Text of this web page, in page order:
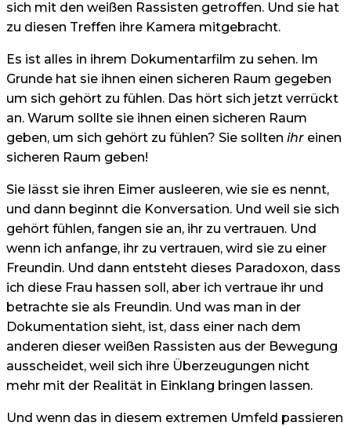
sich mit den weißen Rassisten getroffen. Und sie hat
zu diesen Treffen ihre Kamera mitgebracht.
Es ist alles in ihrem Dokumentarfilm zu sehen. Im
Grunde hat sie ihnen einen sicheren Raum gegeben
um sich gehört zu fühlen. Das hört sich jetzt verrückt
an. Warum sollte sie ihnen einen sicheren Raum
geben, um sich gehört zu fühlen? Sie sollten ihr einen
sicheren Raum geben!
Sie lässt sie ihren Eimer ausleeren, wie sie es nennt,
und dann beginnt die Konversation. Und weil sie sich
gehört fühlen, fangen sie an, ihr zu vertrauen. Und
wenn ich anfange, ihr zu vertrauen, wird sie zu einer
Freundin. Und dann entsteht dieses Paradoxon, dass
ich diese Frau hassen soll, aber ich vertraue ihr und
betrachte sie als Freundin. Und was man in der
Dokumentation sieht, ist, dass einer nach dem
anderen dieser weißen Rassisten aus der Bewegung
ausscheidet, weil sich ihre Überzeugungen nicht
mehr mit der Realität in Einklang bringen lassen.
Und wenn das in diesem extremen Umfeld passieren